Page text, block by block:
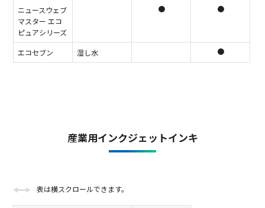
ニュースウェブ
マスター エコ
ピュアシリーズ
● ●
エコセブン 湿し水 ●
産業用インクジェットインキ
表は横スクロールできます。